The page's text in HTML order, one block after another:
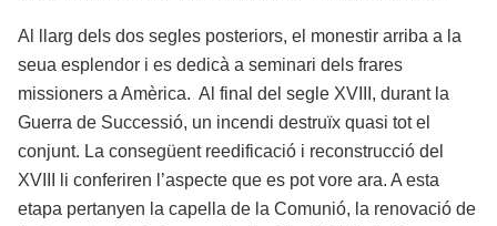
Al llarg dels dos segles posteriors, el monestir arriba a la
seua esplendor i es dedicà a seminari dels frares
missioners a Amèrica. Al final del segle XVIII, durant la
Guerra de Successió, un incendi destruïx quasi tot el
conjunt. La consegüent reedificació i reconstrucció del
XVIII li conferiren l’aspecte que es pot vore ara. A esta
etapa pertanyen la capella de la Comunió, la renovació de